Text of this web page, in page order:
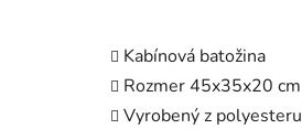
Kabínová batožina
Rozmer 45x35x20 cm
Vyrobený z polyesteru